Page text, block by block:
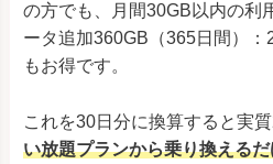
の方でも、月間30GB以内の利
ータ追加360GB（365日間）
もお得です。
これを30日分に換算すると実質
い放題プランから乗り換える